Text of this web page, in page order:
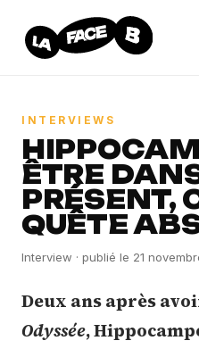
INTERVIEWS
ÊTRE
PRÉSENT,
QUÊTE
Interview · publié le 21
Deux ans après
Odyssée,